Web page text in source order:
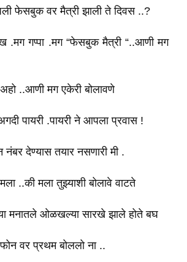
फेसबुक वर मैत्री झाली ते दिवस ..?
गप्पा .मग “फेसबुक मैत्री “..आणी मग
..आणी मग एकेरी बोलावणे
पायरी .पायरी ने आपला प्रवास !
देण्यास तयार नसणारी मी .
..की मला तुझ्याशी बोलावे वाटते
मनातले ओळखल्या सारखे झाले होते बघ
वर प्रथम बोललो ना ..